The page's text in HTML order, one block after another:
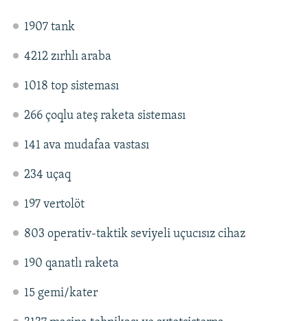
1907 tank
4212 zırhlı araba
1018 top sisteması
266 çoqlu ateş raketa sisteması
141 ava mudafaa vastası
234 uçaq
197 vertolöt
803 operativ-taktik seviyeli uçucısız cihaz
190 qanatlı raketa
15 gemi/kater